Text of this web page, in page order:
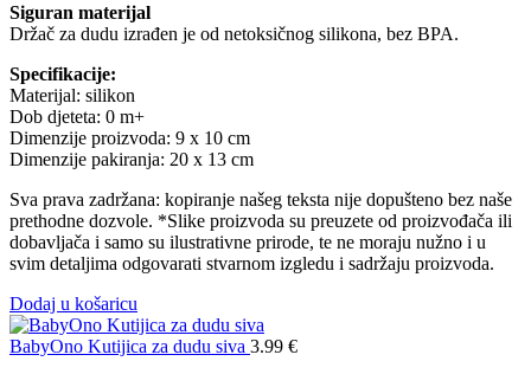
Siguran materijal
Držač za dudu izrađen je od netoksičnog silikona, bez BPA.
Specifikacije:
Materijal: silikon
Dob djeteta: 0 m+
Dimenzije proizvoda: 9 x 10 cm
Dimenzije pakiranja: 20 x 13 cm
Sva prava zadržana: kopiranje našeg teksta nije dopušteno bez naše
prethodne dozvole. *Slike proizvoda su preuzete od proizvođača ili
dobavljača i samo su ilustrativne prirode, te ne moraju nužno i u
svim detaljima odgovarati stvarnom izgledu i sadržaju proizvoda.
Dodaj u košaricu
BabyOno Kutijica za dudu siva 3.99 €